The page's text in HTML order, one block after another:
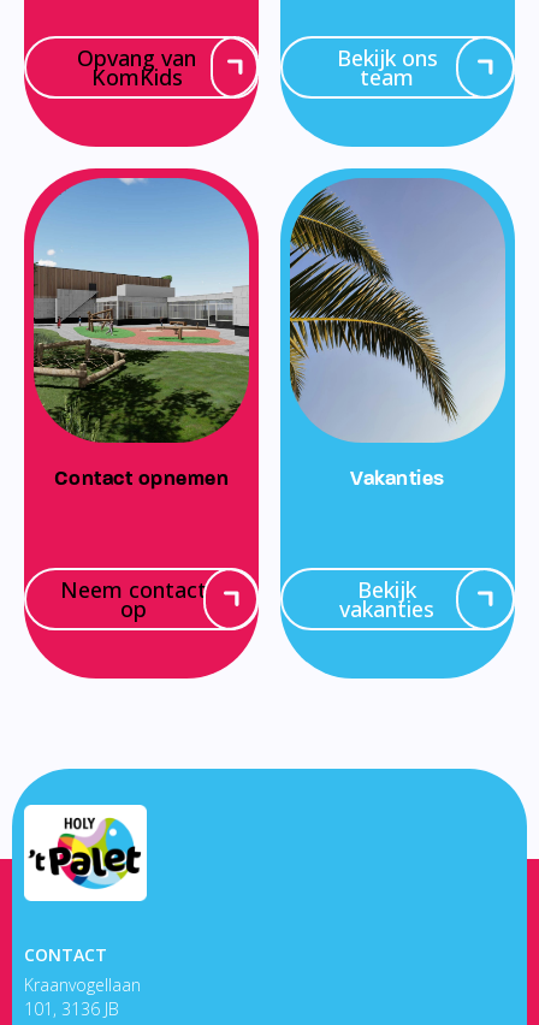
Opvang van
KomKids
Bekijk ons
team
Contact opnemen
Neem contact
op
Vakanties
Bekijk
vakanties
CONTACT
Kraanvogellaan
101, 3136 JB